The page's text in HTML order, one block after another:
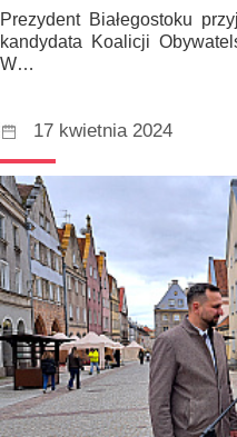
Prezydent Białegostoku
kandydata Koalicji
W…
17 kwietnia 2024